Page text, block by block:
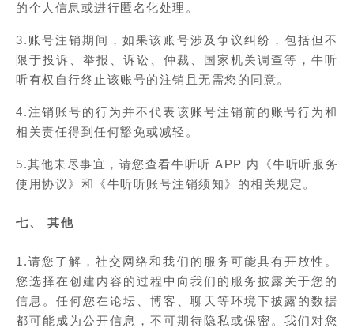
的个人信息或进行匿名化处理。
3.账号注销期间，如果该账号涉及争议纠纷，包括但不
限于投诉、举报、诉讼、仲裁、国家机关调查等，牛听
听有权自行终止该账号的注销且无需您的同意。
4.注销账号的行为并不代表该账号注销前的账号行为和
相关责任得到任何豁免或减轻。
5.其他未尽事宜，请您查看牛听听 APP 内《牛听听服务
使用协议》和《牛听听账号注销须知》的相关规定。
七、 其他
1.请您了解，社交网络和我们的服务可能具有开放性。
您选择在创建内容的过程中向我们的服务披露关于您的
信息。任何您在论坛、博客、聊天等环境下披露的数据
都可能成为公开信息，不可期待隐私或保密。我们对您